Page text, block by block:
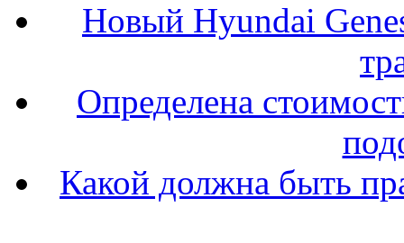
Новый Hyundai
Определена
Какой должна быть